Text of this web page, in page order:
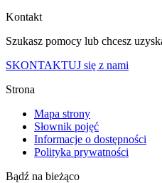
Kontakt
Szukasz pomocy lub chcesz
SKONTAKTUJ się z nami
Strona
Mapa strony
Słownik pojęć
Informacje o dostępności
Polityka prywatności
Bądź na bieżąco